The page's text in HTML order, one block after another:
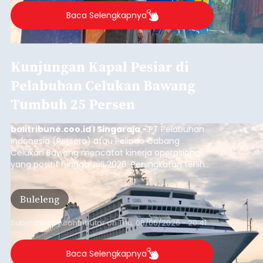
Baca Selengkapnya
Kunjungan Kapal Pesiar di
Pelabuhan Celukan Bawang
Tumbuh 25 Persen
balitribune.coo.id I Singaraja -PT Pelabuhan
Indonesia (Persero) atau Pelindo Cabang
Celukan Bawang mencatat kinerja operasional
yang positif hingga Juli 2026. Peningkatan terlihat
dari arus kapal yang mencapai 1,48 juta Gross
Tonnage (GT), atau tumbuh 12,4 persen
dibandingkan periode yang sama tahun lalu
yang tercatat sebesar 1,32 juta GT.
Buleleng
Submitted bycontributoronThu, 08/06/2026 - 20:41
Baca Selengkapnya